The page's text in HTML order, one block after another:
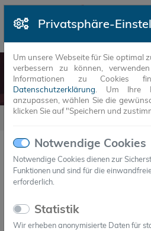
Privatsphäre-
Um unsere Webseite für Sie optimal
verbessern zu können,
Informationen zu Cookies
Datenschutzerklärung . Um Ihre
anzupassen, wählen Sie die
klicken Sie auf "Speichern und
Notwendige Cookies
Notwendige Cookies dienen zur
Funktionen und sind für die
erforderlich.
Statistik
Wir erheben anonymisierte Daten für
DOWNLOADS
Download